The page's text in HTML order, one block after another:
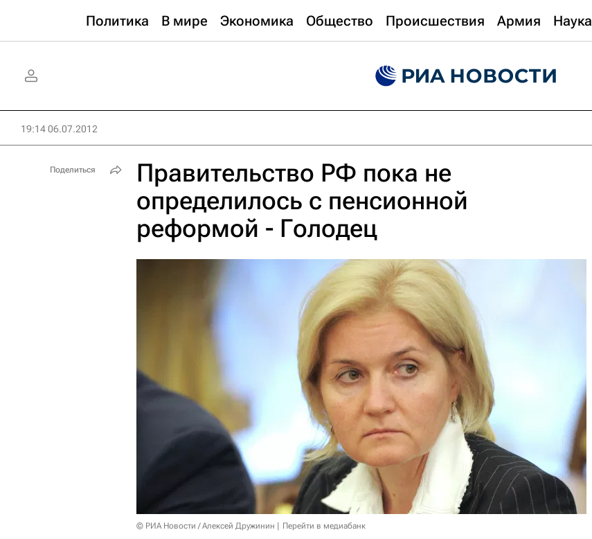
Политика В мире Экономика Общество Происшествия Армия Наука
19:14 06.07.2012
Правительство РФ пока не
определилось с пенсионной
реформой - Голодец
© РИА Новости / Алексей Дружинин Перейти в медиабанк
Поделиться